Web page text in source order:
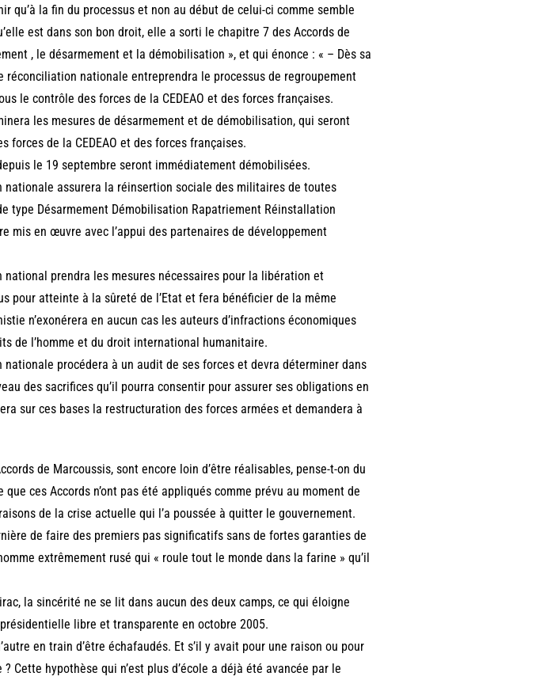
qu’à la fin du processus et non au début de celui-ci comme semble
est dans son bon droit, elle a sorti le chapitre 7 des Accords de
, le désarmement et la démobilisation », et qui énonce : « – Dès sa
réconciliation nationale entreprendra le processus de regroupement
le contrôle des forces de la CEDEAO et des forces françaises.
les mesures de désarmement et de démobilisation, qui seront
forces de la CEDEAO et des forces françaises.
le 19 septembre seront immédiatement démobilisées.
assurera la réinsertion sociale des militaires de toutes
type Désarmement Démobilisation Rapatriement Réinstallation
mis en œuvre avec l’appui des partenaires de développement
prendra les mesures nécessaires pour la libération et
pour atteinte à la sûreté de l’Etat et fera bénéficier de la même
n’exonérera en aucun cas les auteurs d’infractions économiques
de l’homme et du droit international humanitaire.
procédera à un audit de ses forces et devra déterminer dans
des sacrifices qu’il pourra consentir pour assurer ses obligations en
sur ces bases la restructuration des forces armées et demandera à
de Marcoussis, sont encore loin d’être réalisables, pense-t-on du
que ces Accords n’ont pas été appliqués comme prévu au moment de
de la crise actuelle qui l’a poussée à quitter le gouvernement.
de faire des premiers pas significatifs sans de fortes garanties de
extrêmement rusé qui « roule tout le monde dans la farine » qu’il
la sincérité ne se lit dans aucun des deux camps, ce qui éloigne
libre et transparente en octobre 2005.
en train d’être échafaudés. Et s’il y avait pour une raison ou pour
Cette hypothèse qui n’est plus d’école a déjà été avancée par le